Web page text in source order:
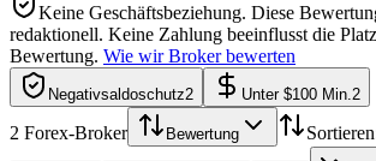
Keine Geschäftsbeziehung. Diese
redaktionell. Keine Zahlung beeinflusst die
Bewertung. Wie wir Broker bewerten
Negativsaldoschutz2 Unter $100 Min. 2
2 Forex-Broker Bewertung